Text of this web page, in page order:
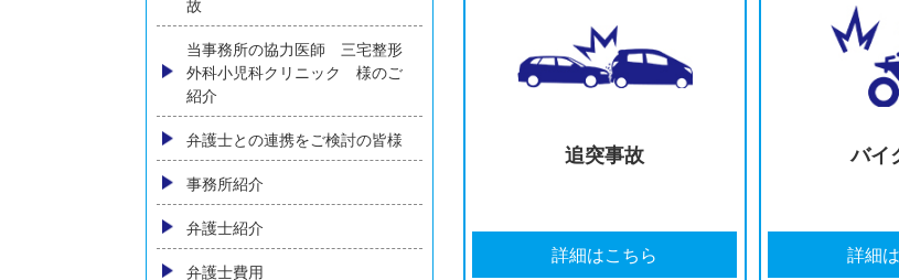
過失割合に
慰謝料・過失割合～
交通事故により顔に傷跡が残っ
た場合、慰謝料など賠償はどう
横須賀でバイク事故に強い弁護
士に相談
バス・タクシー会社との交通事
故